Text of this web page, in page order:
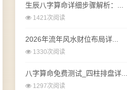
生辰八字算命详细步骤解析：...
1421次阅读
2026年流年风水财位布局详...
1330次阅读
八字算命免费测试_四柱排盘详...
1297次阅读